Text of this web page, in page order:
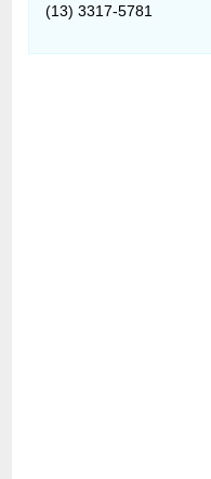
(13) 3317-5781